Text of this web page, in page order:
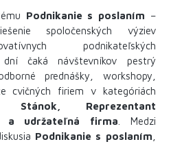
Podnikanie s poslaním –
spoločenských výziev
podnikateľských
čaká návštevníkov pestrý
prednášky, workshopy,
cvičných firiem v kategóriách
Stánok, Reprezentant
a udržateľná firma . Medzi
Podnikanie s poslaním